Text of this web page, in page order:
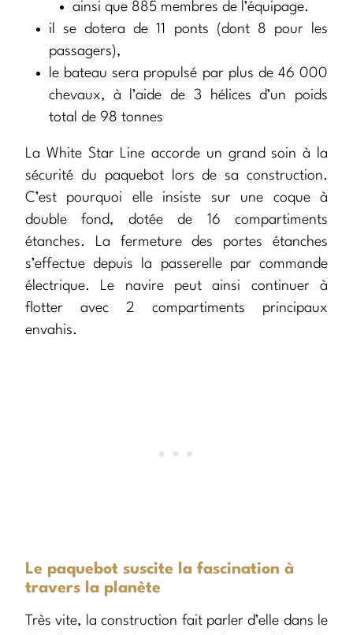
ainsi que 885 membres de l’équipage.
il se dotera de 11 ponts (dont 8 pour les
passagers),
le bateau sera propulsé par plus de 46 000
chevaux, à l’aide de 3 hélices d’un poids
total de 98 tonnes
La White Star Line accorde un grand soin à la
sécurité du paquebot lors de sa construction.
C’est pourquoi elle insiste sur une coque à
double fond, dotée de 16 compartiments
étanches. La fermeture des portes étanches
s’effectue depuis la passerelle par commande
électrique. Le navire peut ainsi continuer à
flotter avec 2 compartiments principaux
envahis.
Le paquebot suscite la fascination à
travers la planète
Très vite, la construction fait parler d’elle dans le